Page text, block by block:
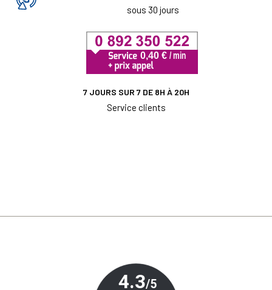
sous 30 jours
7 JOURS SUR 7 DE 8H À 20H
Service clients